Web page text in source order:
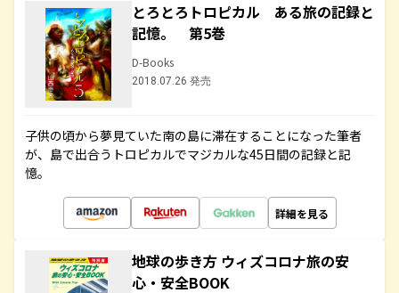
とろとろトロピカル ある旅の記録と
記憶。 第5巻
D-Books
2018.07.26 発売
子供の頃から夢見ていた南の島に滞在することになった筆者
が、島で出合うトロピカルでマジカルな45日間の記録と記
憶。
詳細を見る
地球の歩き方 ウィズコロナ旅の安
心・安全BOOK